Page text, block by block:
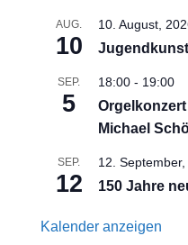
AUG.
10
10. August,
SEP.
5
18:00- 19:00
Michael
SEP.
12
12.
150 Jahre
Kalender anzeigen